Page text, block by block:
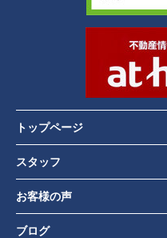
トップページ
スタッフ
お客様の声
ブログ